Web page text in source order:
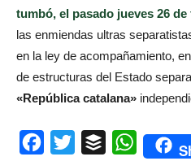
tumbó, el pasado jueves 26 de
las enmiendas ultras
en la ley de acompañamiento,
de estructuras del Estado
«República catalana»
Facebook
Twitter Buffer WhatsApp